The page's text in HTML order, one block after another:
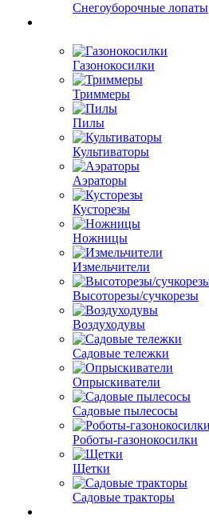
Снегоуборочные лопаты
Газонокосилки
Триммеры
Пилы
Культиваторы
Аэраторы
Кусторезы
Ножницы
Измельчители
Высоторезы/сучкорезы
Воздуходувы
Садовые тележки
Опрыскиватели
Садовые пылесосы
Роботы-газонокосилки
Щетки
Садовые тракторы